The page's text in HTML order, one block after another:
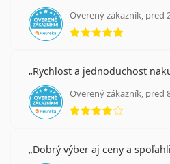
Overený zákazník, pred
Rychlost a jednoduchost
Overený zákazník, pred
Dobrý výber aj ceny a